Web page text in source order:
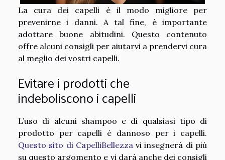
La cura dei capelli è il modo migliore per
prevenirne i danni. A tal fine, è importante
adottare buone abitudini. Questo contenuto
offre alcuni consigli per aiutarvi a prendervi cura
al meglio dei vostri capelli.
Evitare i prodotti che
indeboliscono i capelli
L’uso di alcuni shampoo e di qualsiasi tipo di
prodotto per capelli è dannoso per i capelli.
Questo sito di CapelliBellezza vi insegnerà di più
su questo argomento e vi darà anche dei consigli